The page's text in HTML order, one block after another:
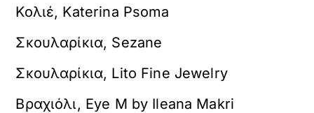
Κολιέ, Katerina Psoma
Σκουλαρίκια, Sezane
Σκουλαρίκια, Lito Fine Jewelry
Βραχιόλι, Eye M by Ileana Makri